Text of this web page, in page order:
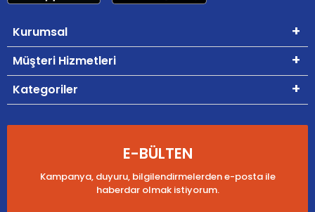
Kurumsal
Müşteri Hizmetleri
Kategoriler
E-BÜLTEN
Kampanya, duyuru, bilgilendirmelerden e-posta ile
haberdar olmak istiyorum.